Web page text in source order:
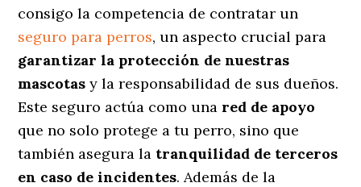
consigo la competencia de contratar un
seguro para perros, un aspecto crucial para
garantizar la protección de nuestras
mascotas y la responsabilidad de sus dueños.
Este seguro actúa como una red de apoyo
que no solo protege a tu perro, sino que
también asegura la tranquilidad de terceros
en caso de incidentes. Además de la